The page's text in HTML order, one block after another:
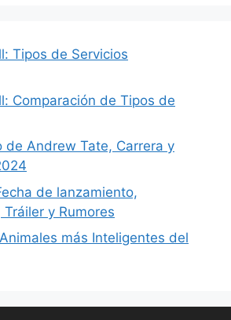
Tipos de Servicios
Comparación de Tipos de
de Andrew Tate, Carrera y
de lanzamiento,
y Rumores
más Inteligentes del